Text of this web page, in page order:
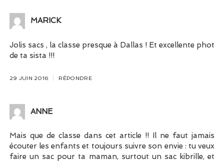
MARICK
Jolis sacs , la classe presque à Dallas ! Et excellente phot
de ta sista !!!
29 JUIN 2016 RÉPONDRE
ANNE
Mais que de classe dans cet article !! Il ne faut jamais
écouter les enfants et toujours suivre son envie : tu veux
faire un sac pour ta maman, surtout un sac kibrille, et